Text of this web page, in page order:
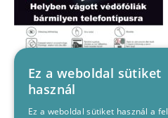
Ez a weboldal sütiket
használ
Ez a weboldal sütiket használ a